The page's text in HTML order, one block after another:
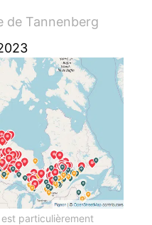
de Tannenberg
particulièrement